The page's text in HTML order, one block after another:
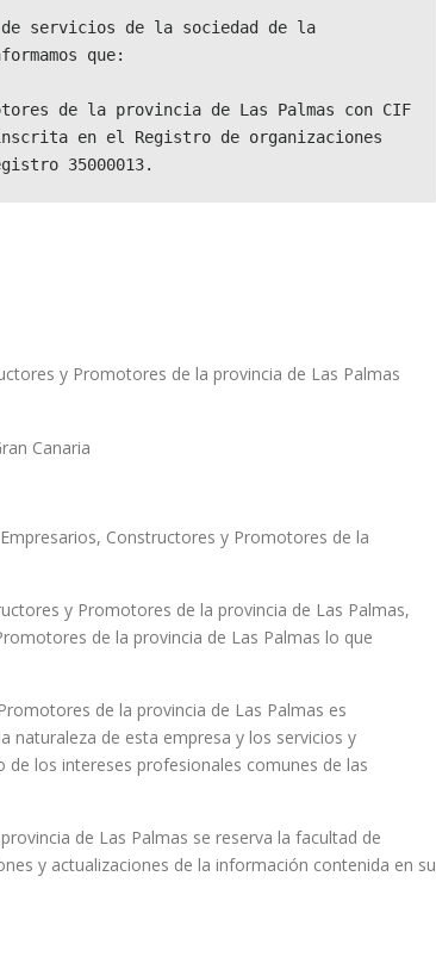
servicios de la sociedad de la
que:
de la provincia de Las Palmas con CIF
en el Registro de organizaciones
35000013.
y Promotores de la provincia de Las Palmas
Canaria
Constructores y Promotores de la
y Promotores de la provincia de Las Palmas,
de la provincia de Las Palmas lo que
de la provincia de Las Palmas es
naturaleza de esta empresa y los servicios y
los intereses profesionales comunes de las
de Las Palmas se reserva la facultad de
y actualizaciones de la información contenida en su